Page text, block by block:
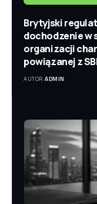
Brytyjski
dochodzenie w
organizacji
powiązanej z
AUTOR ADMIN